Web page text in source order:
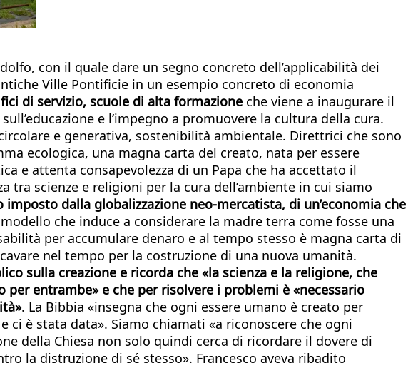
con il quale dare un segno concreto dell’applicabilità dei
Ville Pontificie in un esempio concreto di economia
di servizio, scuole di alta formazione che viene a inaugurare il
e l’impegno a promuovere la cultura della cura.
e generativa, sostenibilità ambientale. Direttrici che sono
ecologica, una magna carta del creato, nata per essere
e attenta consapevolezza di un Papa che ha accettato il
tra scienze e religioni per la cura dell’ambiente in cui siamo
dalla globalizzazione neo-mercatista, di un’economia che
che induce a considerare la madre terra come fosse una
per accumulare denaro e al tempo stesso è magna carta di
nel tempo per la costruzione di una nuova umanità.
sulla creazione e ricorda che «la scienza e la religione, che
entrambe» e che per risolvere i problemi è «necessario
. La Bibbia «insegna che ogni essere umano è creato per
è stata data». Siamo chiamati «a riconoscere che ogni
della Chiesa non solo quindi cerca di ricordare il dovere di
la distruzione di sé stesso». Francesco aveva ribadito